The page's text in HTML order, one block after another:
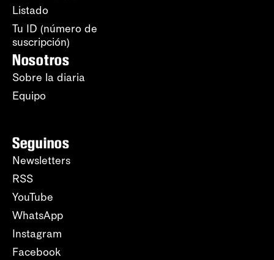
Listado
Tu ID (número de
suscripción)
Nosotros
Sobre la diaria
Equipo
Seguinos
Newsletters
RSS
YouTube
WhatsApp
Instagram
Facebook